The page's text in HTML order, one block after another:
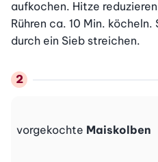
aufkochen. Hitze
Rühren ca. 10 Min.
durch ein Sieb streichen.
vorgekochte Maiskolben